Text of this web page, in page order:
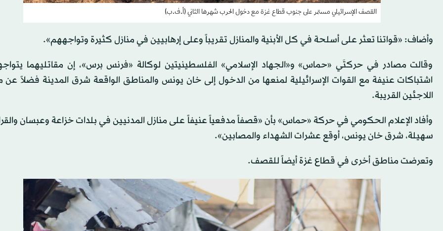
القصف الإسرائيلي مستمر على جنوب قطاع غزة مع دخول الحرب شهرها الثاني (أ.ف.ب)
وأضاف: «قواتنا تعثر على أسلحة في كل الأبنية والمنازل تقريباً وعلى إرهابيين في منازل كثيرة وتواجههم».
وقالت مصادر في حركتَي «حماس» و«الجهاد الإسلامي» الفلسطينيتين لوكالة «فرنس برس»، إن مقاتليهما
اشتباكات عنيفة مع القوات الإسرائيلية لمنعها من الدخول إلى خان يونس والمناطق الواقعة شرق المدينة فضلاً
اللاجئين القريبة.
وأفاد الإعلام الحكومي في حركة «حماس» بأن «قصفاً مدفعياً عنيفاً على منازل المدنيين في بلدات خزاعة وعبسان
سهيلة، شرق خان يونس، أوقع عشرات الشهداء والمصابين».
وتعرضت مناطق أخرى في قطاع غزة أيضاً للقصف.